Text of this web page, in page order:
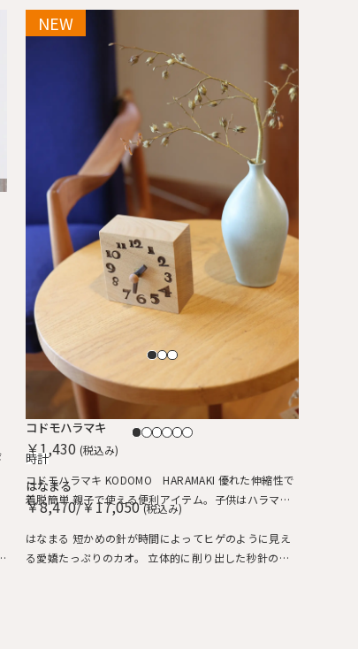
NEW
ベビーギフト
コドモハラマキ
￥1,430 (税込み)
コドモハラマキ KODOMO HARAMAKI 優れた伸縮性で
着脱簡単 親子で使える便利アイテム。子供はハラマキ
～、大人の方にはヘアバンドにちょうどよいサイズ。
NEW
時計
はなまる
￥8,470/￥17,050 (税込み)
はなまる 短かめの針が時間によってヒゲのように見え
る愛嬌たっぷりのカオ。 立体的に削り出した秒針の丸